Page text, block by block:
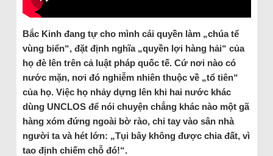
Bắc Kinh đang tự cho mình cái quyền làm „chúa tể
vùng biển“, đặt định nghĩa „quyền lợi hàng hải“ của
họ đè lên trên cả luật pháp quốc tế. Cứ nơi nào có
nước mặn, nơi đó nghiễm nhiên thuộc về „tổ tiên“
của họ. Việc họ nhảy dựng lên khi hai nước khác
dùng UNCLOS để nói chuyện chẳng khác nào một gã
hàng xóm đứng ngoài bờ rào, chỉ tay vào sân nhà
người ta và hét lớn: „Tụi bây không được chia đất, vì
tao định chiếm chỗ đó!“.